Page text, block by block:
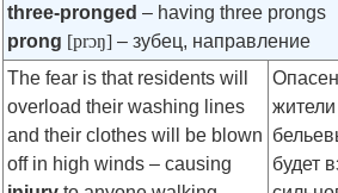
three-pronged – having three prongs
prong [prɔŋ] – зубец, направление
The fear is that residents will
overload their washing lines
and their clothes will be blown
off in high winds – causing
жители
будет